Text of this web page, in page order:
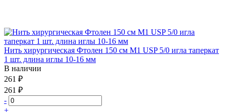
Нить хирургическая Фтолен 150 см М1 USP 5/0 игла таперкат
1 шт. длина иглы 10-16 мм
В наличии
261 ₽
261 ₽
-
+